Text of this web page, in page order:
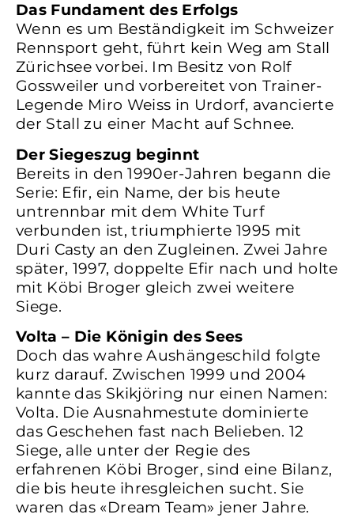
Das Fundament des Erfolgs
Wenn es um Beständigkeit im Schweizer
Rennsport geht, führt kein Weg am Stall
Zürichsee vorbei. Im Besitz von Rolf
Gossweiler und vorbereitet von Trainer-
Legende Miro Weiss in Urdorf, avancierte
der Stall zu einer Macht auf Schnee.
Der Siegeszug beginnt
Bereits in den 1990er-Jahren begann die
Serie: Efir, ein Name, der bis heute
untrennbar mit dem White Turf
verbunden ist, triumphierte 1995 mit
Duri Casty an den Zugleinen. Zwei Jahre
später, 1997, doppelte Efir nach und holte
mit Köbi Broger gleich zwei weitere
Siege.
Volta – Die Königin des Sees
Doch das wahre Aushängeschild folgte
kurz darauf. Zwischen 1999 und 2004
kannte das Skikjöring nur einen Namen:
Volta. Die Ausnahmestute dominierte
das Geschehen fast nach Belieben. 12
Siege, alle unter der Regie des
erfahrenen Köbi Broger, sind eine Bilanz,
die bis heute ihresgleichen sucht. Sie
waren das «Dream Team» jener Jahre.